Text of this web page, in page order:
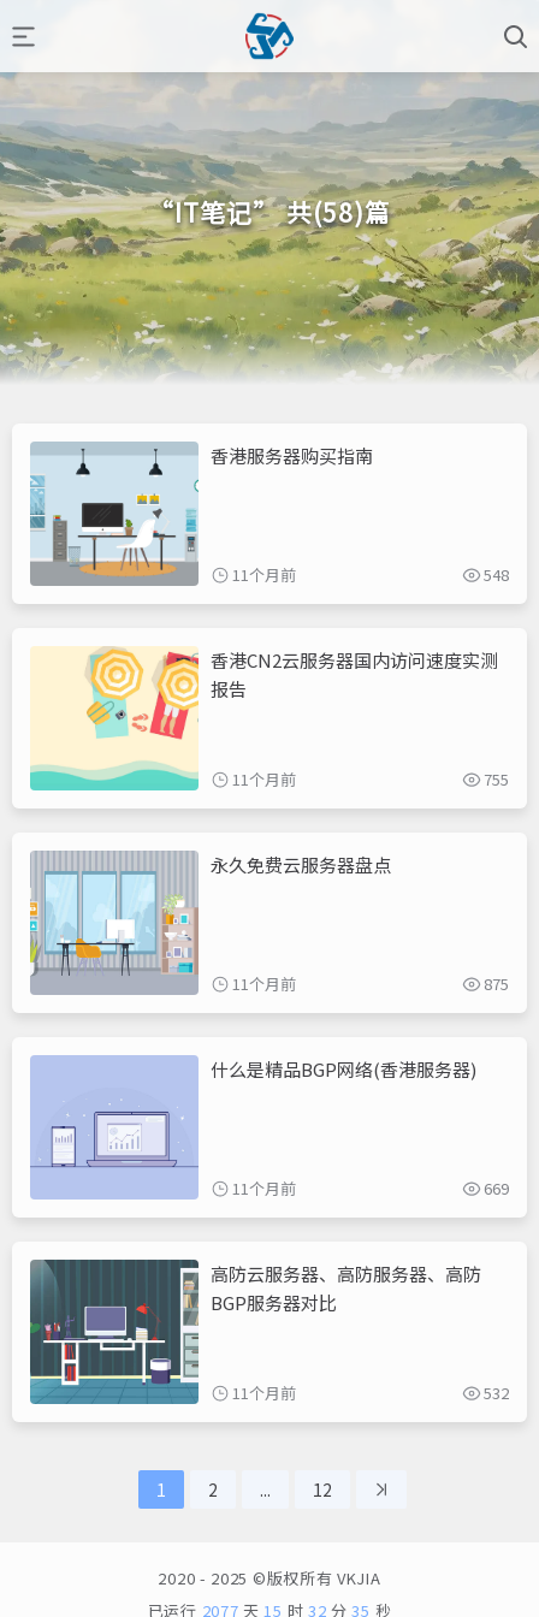
“IT笔记” 共(58)篇
香港服务器购买指南
11个月前 548
香港CN2云服务器国内访问速度实测
报告
11个月前 755
永久免费云服务器盘点
11个月前 875
什么是精品BGP网络(香港服务器)
11个月前 669
高防云服务器、高防服务器、高防
BGP服务器对比
11个月前 532
1 2 ... 12
2020 - 2025 ©版权所有 VKJIA
已运行 2077 天15 时 32 分35 秒